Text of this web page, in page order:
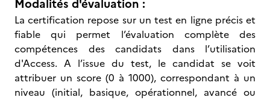
Modalités d'évaluation :
La certification repose sur un test en ligne précis et
fiable qui permet l’évaluation complète des
compétences des candidats dans l’utilisation
d'Access. A l’issue du test, le candidat se voit
attribuer un score (0 à 1000), correspondant à un
niveau (initial, basique, opérationnel, avancé ou